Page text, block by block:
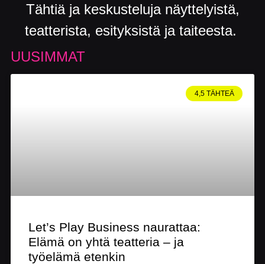
Tähtiä ja keskusteluja näyttelyistä,
teatterista, esityksistä ja taiteesta.
UUSIMMAT
4,5 TÄHTEÄ
Let’s Play Business naurattaa:
Elämä on yhtä teatteria – ja
työelämä etenkin